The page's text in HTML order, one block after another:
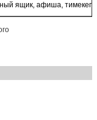
ящик, афиша,